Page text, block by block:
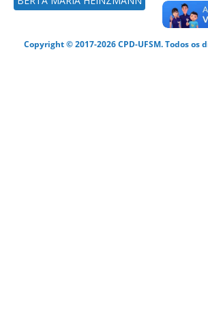
Copyright © 2017-2026 CPD-UFSM. Todos os